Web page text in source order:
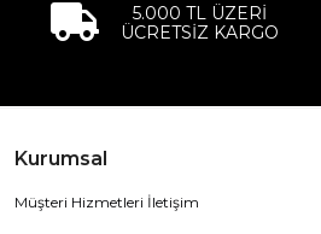
5.000 TL ÜZERİ
ÜCRETSİZ KARGO
Kurumsal
Müşteri Hizmetleri İletişim